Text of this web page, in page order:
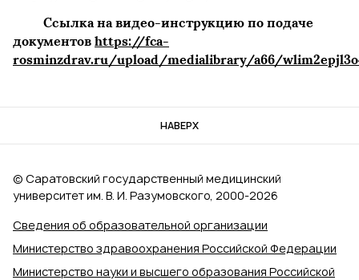
Ссылка на видео-инструкцию по подаче
документов https://fca-
rosminzdrav.ru/upload/medialibrary/a66/
НАВЕРХ
Сведения об образовательной организации
Министерство здравоохранения Российской Федерации
Министерство науки и высшего образования Российской
© Саратовский государственный медицинский
университет им. В. И. Разумовского, 2000‑2026